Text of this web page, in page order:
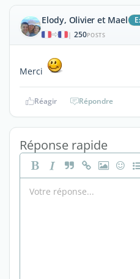
Elody, Olivier et Mael
| 250POSTS
Merci
Réagir Répondre
Réponse rapide